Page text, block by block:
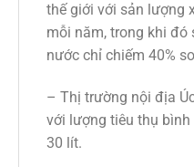
thế giới với sản lượng
mỗi năm, trong khi đó
nước chỉ chiếm 40%
– Thị trường nội địa
với lượng tiêu thụ
30 lít.